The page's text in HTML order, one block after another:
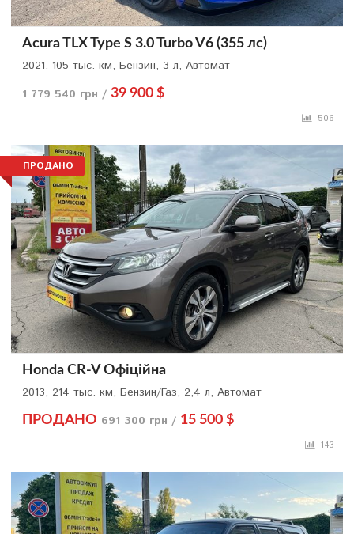
Acura TLX Type S 3.0 Turbo V6 (355 лс)
2021, 105 тыс. км, Бензин, 3 л, Автомат
1 779 540 грн / 39 900 $
506
ПРОДАНО
Honda CR-V Офіційна
2013, 214 тыс. км, Бензин/Газ, 2,4 л, Автомат
ПРОДАНО 691 300 грн / 15 500 $
143